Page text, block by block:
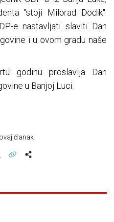
"stoji Milorad Dodik".
e nastavljati slaviti Dan
i u ovom gradu naše
godinu proslavlja Dan
u Banjoj Luci.
članak